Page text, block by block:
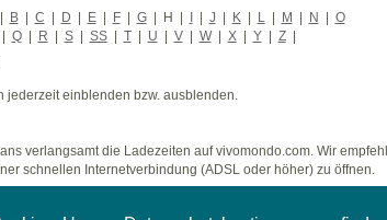
| B | C | D | E | F | G | H | I | J | K | L | M | N | O
| Q | R | S | SS | T | U | V | W | X | Y | Z |
jederzeit einblenden bzw. ausblenden.
verlangsamt die Ladezeiten auf vivomondo.com. Wir
schnellen Internetverbindung (ADSL oder höher) zu öffnen.